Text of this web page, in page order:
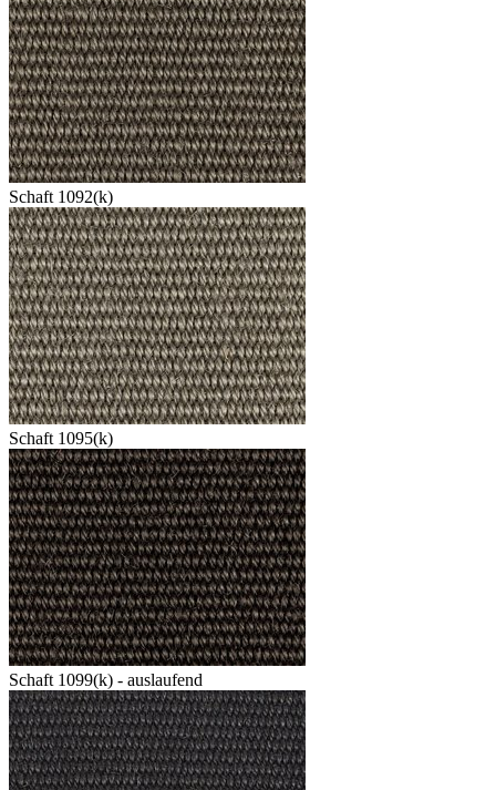
Schaft 1092(k)
Schaft 1095(k)
Schaft 1099(k) - auslaufend